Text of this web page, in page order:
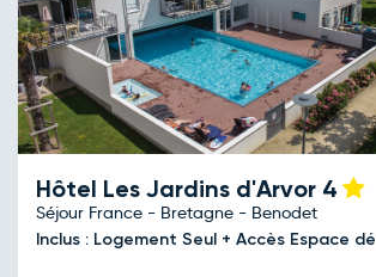
Hôtel Les Jardins d'Arvor 4
Séjour France - Bretagne - Benodet
Inclus : Logement Seul + Accès Espace